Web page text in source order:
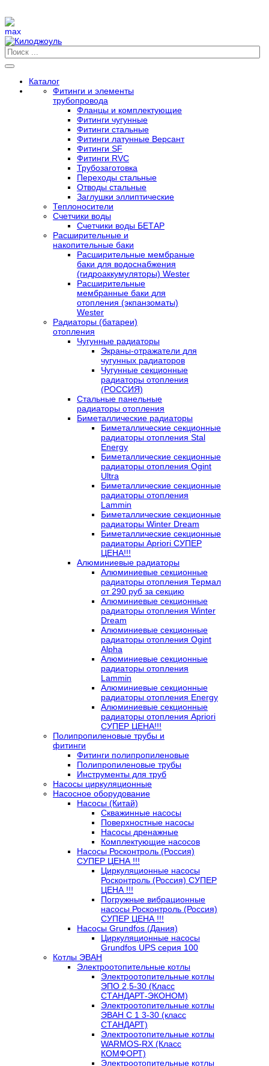
Каталог
Фитинги и элементы
трубопровода
Фланцы и комплектующие
Фитинги чугунные
Фитинги стальные
Фитинги латунные Версант
Фитинги SF
Фитинги RVC
Трубозаготовка
Переходы стальные
Отводы стальные
Заглушки эллиптические
Теплоносители
Счетчики воды
Счетчики воды БЕТАР
Расширительные и
накопительные баки
Расширительные мембраные
баки для водоснабжения
(гидроаккумуляторы) Wester
Расширительные
мембранные баки для
отопления (экпанзоматы)
Wester
Радиаторы (батареи)
отопления
Чугунные радиаторы
Экраны-отражатели для
чугунных радиаторов
Чугунные секционные
радиаторы отопления
(РОССИЯ)
Стальные панельные
радиаторы отопления
Биметаллические радиаторы
Биметаллические секционные
радиаторы отопления Stal
Energy
Биметаллические секционные
радиаторы отопления Ogint
Ultra
Биметаллические секционные
радиаторы отопления
Lammin
Биметаллические секционные
радиаторы Winter Dream
Биметаллические секционные
радиаторы Apriori СУПЕР
ЦЕНА!!!
Алюминиевые радиаторы
Алюминиевые секционные
радиаторы отопления Термал
от 290 руб за секцию
Алюминиевые секционные
радиаторы отопления Winter
Dream
Алюминиевые секционные
радиаторы отопления Ogint
Alpha
Алюминиевые секционные
радиаторы отопления
Lammin
Алюминиевые секционные
радиаторы отопления Energy
Алюминиевые секционные
радиаторы отопления Apriori
СУПЕР ЦЕНА!!!
Полипропиленовые трубы и
фитинги
Фитинги полипропиленовые
Полипропиленовые трубы
Инструменты для труб
Насосы циркуляционные
Насосное оборудование
Насосы (Китай)
Скважинные насосы
Поверхностные насосы
Насосы дренажные
Комплектующие насосов
Насосы Росконтроль (Россия)
СУПЕР ЦЕНА !!!
Циркуляционные насосы
Росконтроль (Россия) СУПЕР
ЦЕНА !!!
Погружные вибрационные
насосы Росконтроль (Россия)
СУПЕР ЦЕНА !!!
Насосы Grundfos (Дания)
Циркуляционные насосы
Grundfos UPS серия 100
Котлы ЭВАН
Электроотопительные котлы
Электроотопительные котлы
ЭПО 2,5-30 (Класс
СТАНДАРТ-ЭКОНОМ)
Электроотопительные котлы
ЭВАН С 1 3-30 (класс
СТАНДАРТ)
Электроотопительные котлы
WARMOS-RX (Класс
КОМФОРТ)
Электроотопительные котлы